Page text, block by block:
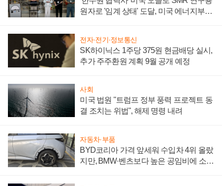
원자로 '임계 상태' 도달, 미국 에너지부
전자·전기·정보통신
SK하이닉스 1주당 375원 현금배당 실시,
추가 주주환원 계획 9월 공개 예정
사회
미국 법원 "트럼프 정부 풍력 프로젝트 동
결 조치는 위법", 해제 명령 내려
자동차·부품
BYD코리아 가격 앞세워 수입차 4위 올랐
지만, BMW·벤츠보다 높은 공임비에 소비